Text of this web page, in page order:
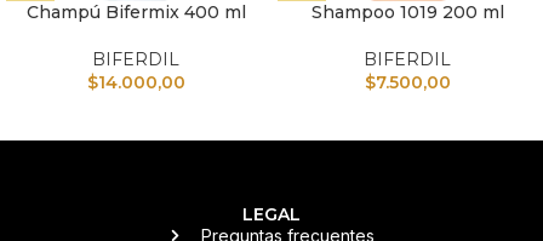
Champú Bifermix 400 ml
BIFERDIL
$14.000,00
Shampoo 1019 200 ml
BIFERDIL
$7.500,00
LEGAL
Preguntas frecuentes